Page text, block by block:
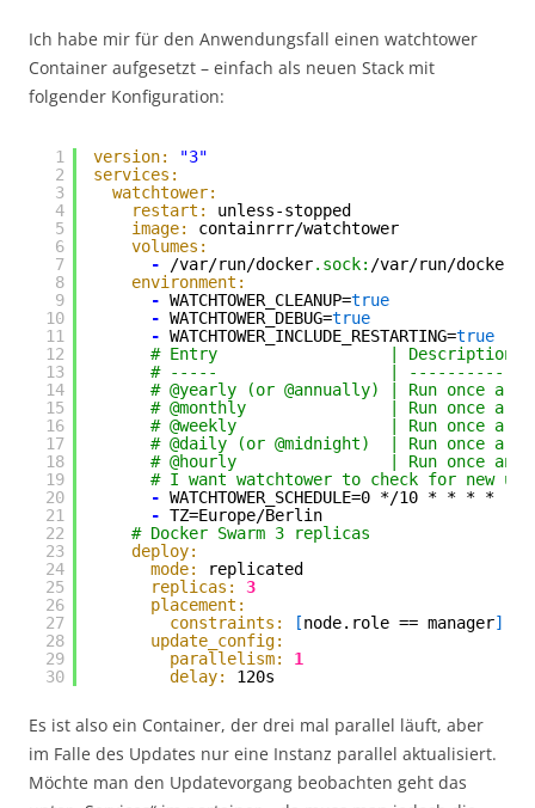
Ich habe mir für den Anwendungsfall einen watchtower
Container aufgesetzt – einfach als neuen Stack mit
folgender Konfiguration:
1
2
3
4
5
6
7
8
9
10
11
12
13
14
15
16
17
18
19
20
21
22
23
24
25
26
27
28
29
30
version:
"3"
services:
watchtower:
restart:
unless-stopped
image:
containrrr/watchtower
volumes:
-
/var/run/docker.sock: /var/run/
environment:
- WATCHTOWER_CLEANUP=true
- WATCHTOWER_DEBUG=true
- WATCHTOWER_INCLUDE_RESTARTING=true
# Entry                  | Description
# -----                  | -----------
# @yearly (or @annually) | Run once a
# @monthly               | Run
# @weekly                | Run once
# @daily (or @midnight)  | Run once a
# @hourly                | Run once
# I want watchtower to check for new
- WATCHTOWER_SCHEDULE=0 */10 * * * *
- TZ=Europe/Berlin
# Docker Swarm 3 replicas
deploy:
mode:
replicated
replicas:
3
placement:
constraints:
[node.role == manager]
update_config:
parallelism:
1
delay:
120s
Es ist also ein Container, der drei mal parallel läuft, aber
im Falle des Updates nur eine Instanz parallel aktualisiert.
Möchte man den Updatevorgang beobachten geht das